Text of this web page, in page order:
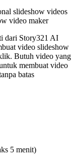
slideshow videos
video maker
dari Story321 AI
video slideshow
Butuh video yang
membuat video
batas
5 menit)